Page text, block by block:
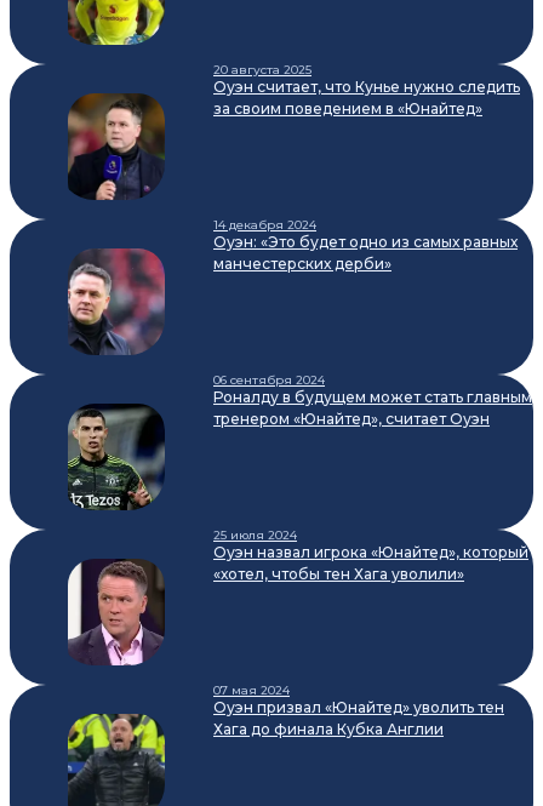
20 августа 2025
Оуэн считает, что Кунье нужно следить
за своим поведением в «Юнайтед»
14 декабря 2024
Оуэн: «Это будет одно из самых равных
манчестерских дерби»
06 сентября 2024
Роналду в будущем может стать главным
тренером «Юнайтед», считает Оуэн
25 июля 2024
Оуэн назвал игрока «Юнайтед», который
«хотел, чтобы тен Хага уволили»
07 мая 2024
Оуэн призвал «Юнайтед» уволить тен
Хага до финала Кубка Англии